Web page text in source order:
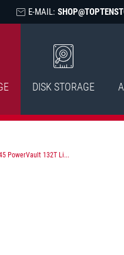
E-MAIL:
DISK STORAGE
PowerVault 132T Li...